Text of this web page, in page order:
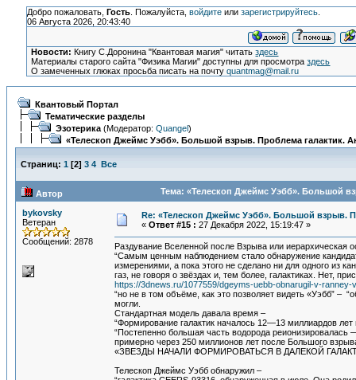
Добро пожаловать, Гость. Пожалуйста, войдитеили зарегистрируйтесь.
06 Августа 2026, 20:43:40
Новости: Книгу С.Доронина "Квантовая магия" читатьздесь
Материалы старого сайта "Физика Магии" доступны для просмотраздесь
О замеченных глюках просьба писать на почтуquantmag@mail.ru
Квантовый Портал
Тематические разделы
Эзотерика (Модератор: Quangel)
«Телескоп Джеймс Уэбб». Большой взрыв. Проблема галактик.
Страниц: 1 [2] 3 4 Все
Автор Тема: «Телескоп Джеймс Уэбб». Большой
bykovsky
Ветеран
Сообщений: 2878
Re: «Телескоп Джеймс Уэбб». Большой взрыв.
« Ответ #15 : 27 Декабря 2022, 15:19:47 »
Раздувание Вселенной после Взрыва или иерархическая
“Самым ценным наблюдением стало обнаружение
измерениями, а пока этого не сделано ни для одного из
газ, не говоря о звёздах и, тем более, галактиках. Нет,
https://3dnews.ru/1077559/dgeyms-uebb-obnarugil-v-
“но не в том объёме, как это позволяет видеть «Уэбб” –
могли.
Стандартная модель давала время –
“Формирование галактик началось 12—13 миллиардов лет
“Постепенно большая часть водорода
примерно через 250 миллионов лет после Большого
«ЗВЕЗДЫ НАЧАЛИ ФОРМИРОВАТЬСЯ В ДАЛЕКОЙ
Телескоп Джеймс Уэбб обнаружил –